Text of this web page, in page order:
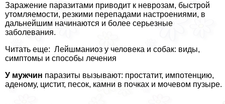
Заражение паразитами приводит к неврозам, быстрой
утомляемости, резкими перепадами настроениями, в
дальнейшим начинаются и более серьезные
заболевания.
Читать еще: Лейшманиоз у человека и собак: виды,
симптомы и способы лечения
У мужчин паразиты вызывают: пpocтатит, импотенцию,
аденому, цистит, песок, камни в почках и мочевом пузыре.